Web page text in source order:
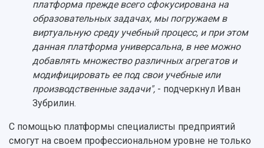
платформа прежде всего сфокусирована на
образовательных задачах, мы погружаем в
виртуальную среду учебный процесс, и при этом
данная платформа универсальна, в нее можно
добавлять множество различных агрегатов и
модифицировать ее под свои учебные или
производственные задачи", - подчеркнул Иван
Зубрилин.
С помощью платформы специалисты предприятий
смогут на своем профессиональном уровне не только